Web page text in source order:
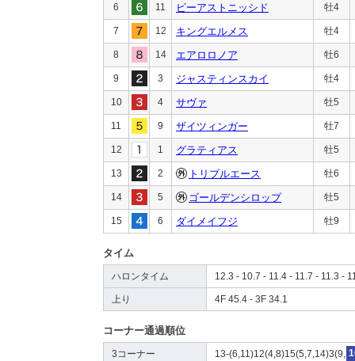
6 11 ビーアストニッシド 牡4
7 12 キングエルメス 牡4
8 14 エアロロノア 牡6
9 3 ジャスティンスカイ 牡4
10 4 サヴァ 牡5
11 9 ザイツィンガー 牡7
12 1 グラティアス 牡5
13 2 トリプルエース 牡6
14 5 ゴールデンシロップ 牡5
15 6 ダイメイフジ 牡9
タイム
ハロンタイム 12.3 - 10.7 - 11.4 - 11.7 - 11.3 -
上り 4F 45.4 - 3F 34.1
コーナー通過順位
3コーナー 13-(6,11)12(4,8)15(5,7,14)3(9,